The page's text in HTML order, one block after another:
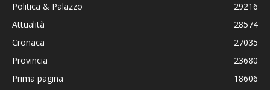
Politica & Palazzo
29216
Attualità
28574
Cronaca
27035
Provincia
23680
Prima pagina
18606